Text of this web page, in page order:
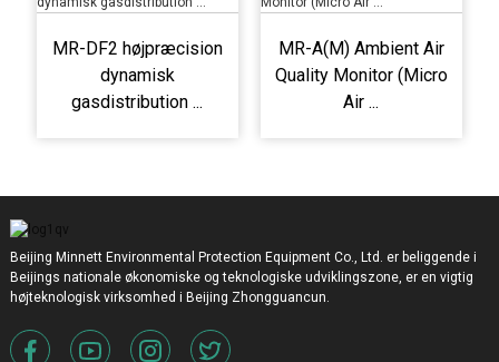
MR-DF2 højpræcision
dynamisk
gasdistribution ...
MR-A(M) Ambient Air
Quality Monitor (Micro
Air ...
Beijing Minnett Environmental Protection Equipment Co., Ltd. er beliggende i
Beijings nationale økonomiske og teknologiske udviklingszone, er en vigtig
højteknologisk virksomhed i Beijing Zhongguancun.